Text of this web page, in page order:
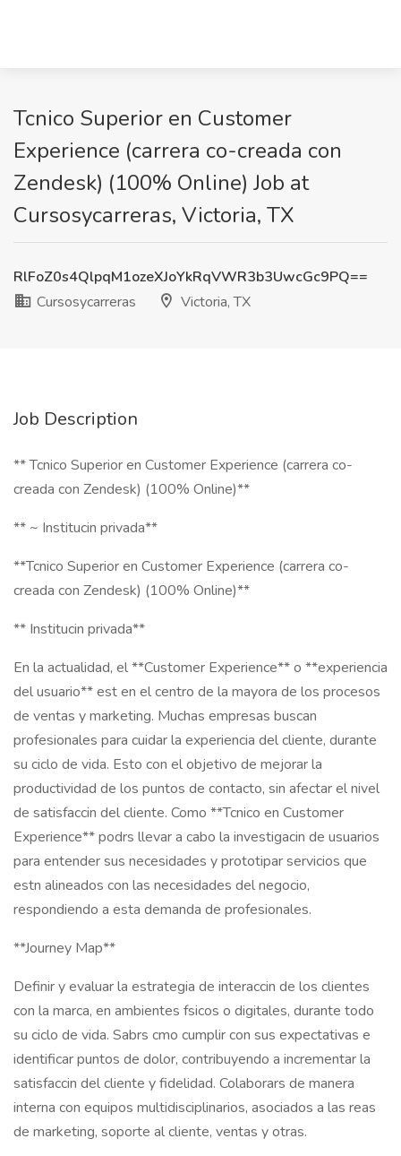
Tcnico Superior en Customer
Experience (carrera co-creada con
Zendesk) (100% Online) Job at
Cursosycarreras, Victoria, TX
RlFoZ0s4QlpqM1ozeXJoYkRqVWR3b3UwcGc9PQ==
Cursosycarreras
Victoria, TX
Job Description
** Tcnico Superior en Customer Experience (carrera co-
creada con Zendesk) (100% Online)**
** ~ Institucin privada**
**Tcnico Superior en Customer Experience (carrera co-
creada con Zendesk) (100% Online)**
** Institucin privada**
En la actualidad, el **Customer Experience** o **experiencia
del usuario** est en el centro de la mayora de los procesos
de ventas y marketing. Muchas empresas buscan
profesionales para cuidar la experiencia del cliente, durante
su ciclo de vida. Esto con el objetivo de mejorar la
productividad de los puntos de contacto, sin afectar el nivel
de satisfaccin del cliente. Como **Tcnico en Customer
Experience** podrs llevar a cabo la investigacin de usuarios
para entender sus necesidades y prototipar servicios que
estn alineados con las necesidades del negocio,
respondiendo a esta demanda de profesionales.
**Journey Map**
Definir y evaluar la estrategia de interaccin de los clientes
con la marca, en ambientes fsicos o digitales, durante todo
su ciclo de vida. Sabrs cmo cumplir con sus expectativas e
identificar puntos de dolor, contribuyendo a incrementar la
satisfaccin del cliente y fidelidad. Colaborars de manera
interna con equipos multidisciplinarios, asociados a las reas
de marketing, soporte al cliente, ventas y otras.